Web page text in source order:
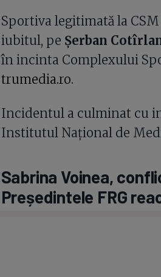
Sportiva legitimată la
iubitul, pe Șerban
în incinta Complexului
trumedia.ro.
Incidentul a culminat cu
Institutul Național de
Sabrina Voinea,
Președintele FRG